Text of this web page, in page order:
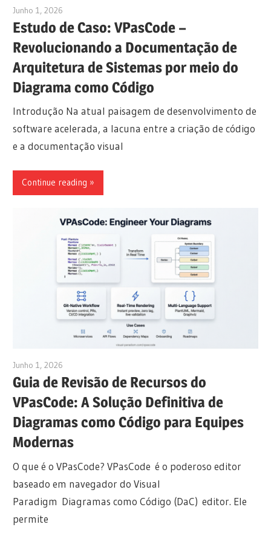
Junho 1, 2026
Estudo de Caso: VPasCode –
Revolucionando a Documentação de
Arquitetura de Sistemas por meio do
Diagrama como Código
Introdução Na atual paisagem de desenvolvimento de
software acelerada, a lacuna entre a criação de código
e a documentação visual
Continue reading
Junho 1, 2026
Guia de Revisão de Recursos do
VPasCode: A Solução Definitiva de
Diagramas como Código para Equipes
Modernas
O que é o VPasCode? VPasCode é o poderoso editor
baseado em navegador do Visual
Paradigm Diagramas como Código (DaC) editor. Ele
permite